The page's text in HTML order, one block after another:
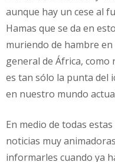
aunque hay un cese al
Hamas que se da en
muriendo de hambre
general de África, como
es tan sólo la punta del
en nuestro mundo
En medio de todas
noticias muy
informarles cuando ya